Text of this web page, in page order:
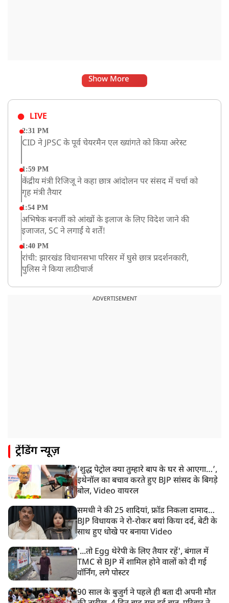
Show More
LIVE
2:31 PM
CID ने JPSC के पूर्व चेयरमैन एल ख्यांगते को किया अरेस्ट
1:59 PM
केंद्रीय मंत्री रिजिजू ने कहा छात्र आंदोलन पर संसद में चर्चा को
गृह मंत्री तैयार
1:54 PM
अभिषेक बनर्जी को आंखों के इलाज के लिए विदेश जाने की
इजाजत, SC ने लगाईं ये शर्तें!
1:40 PM
रांची: झारखंड विधानसभा परिसर में घुसे छात्र प्रदर्शनकारी,
पुलिस ने किया लाठीचार्ज
संसद में फिर हंगामा, कार्यवाही स्थगित, नहीं चल सका प्रश्नकाल
गुजरात में आज से होती तिरंगा यात्रा की शुरुआत, शासन से
10:39 AM
रांची में छात्रों का विधानसभा मार्च शुरू, BJP ने भी CM आवास
घेरा
ADVERTISEMENT
ट्रेंडिंग न्यूज़
‘शुद्ध पेट्रोल क्या तुम्हारे बाप के घर से आएगा…’,
इथेनॉल का बचाव करते हुए BJP सांसद के बिगड़े
बोल, Video वायरल
समधी ने की 25 शादियां, फ्रॉड निकला दामाद…
BJP विधायक ने रो-रोकर बयां किया दर्द, बेटी के
साथ हुए धोखे पर बनाया Video
'...तो Egg थेरेपी के लिए तैयार रहें', बंगाल में
TMC से BJP में शामिल होने वालों को दी गई
वॉर्निंग, लगे पोस्टर
90 साल के बुजुर्ग ने पहले ही बता दी अपनी मौत